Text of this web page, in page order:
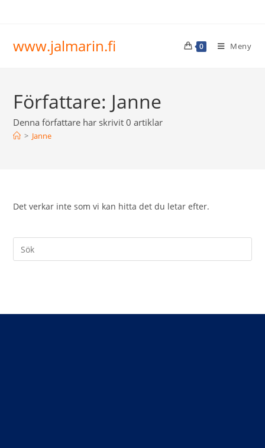
www.jalmarin.fi 0 Meny
Författare: Janne
Denna författare har skrivit 0 artiklar
> Janne
Det verkar inte som vi kan hitta det du letar efter.